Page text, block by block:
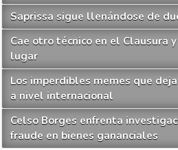
Saprissa sigue llenándose de
Cae otro técnico en el Clausura
lugar
Los imperdibles memes que
a nivel internacional
Celso Borges enfrenta
fraude en bienes gananciales